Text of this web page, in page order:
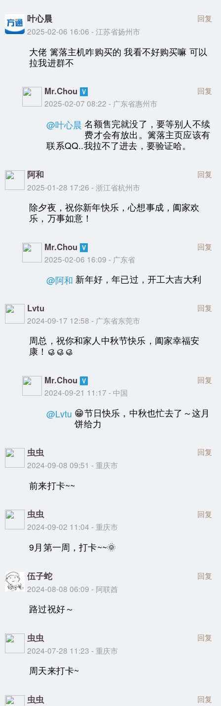
叶心晨
2025-02-06 16:06 - 江苏省扬州市
回复
大佬 篱落主机咋购买的 我看不好购买嘛 可以
拉我进群不
Mr.Chou
2025-02-07 08:22 - 广东省惠州市
回复
@叶心晨 名额售完就没了，要等别人不续
费才会有放出。篱落主页应该有
联系QQ..我拉不了进去，要验证哈。
阿和
2025-01-28 17:26 - 浙江省杭州市
回复
除夕夜，祝你新年快乐，心想事成，阖家欢
乐，万事如意！
Mr.Chou
2025-02-06 16:09 - 广东省
回复
@阿和 新年好，年已过，开工大吉大利
Lvtu
2024-09-17 12:58 - 广东省东莞市
回复
周总，祝你和家人中秋节快乐，阖家幸福安
康！🥮🥮🥮
Mr.Chou
2024-09-21 11:17 - 中国
回复
@Lvtu 😁节日快乐，中秋也忙去了～这月
饼给力
虫虫
2024-09-08 09:51 - 重庆市
回复
前来打卡~~
虫虫
2024-09-02 11:04 - 重庆市
回复
9月第一周，打卡~~🌞
伍子蛇
2024-08-08 06:09 - 阿联酋
回复
路过祝好～
虫虫
2024-07-28 11:23 - 重庆市
回复
周天来打卡~
虫虫 回复